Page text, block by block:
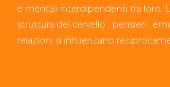
e mentali interdipendenti tra loro.
struttura del cervello , pensieri ,
relazioni si influenzano